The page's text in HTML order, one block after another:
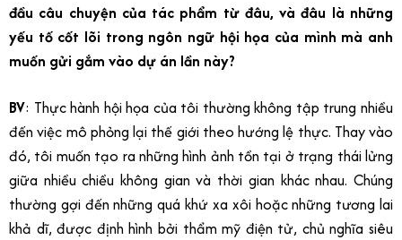
đầu câu chuyện của tác phẩm từ đâu, và đâu là những
yếu tố cốt lõi trong ngôn ngữ hội họa của mình mà anh
muốn gửi gắm vào dự án lần này?
BV: Thực hành hội họa của tôi thường không tập trung nhiều
đến việc mô phỏng lại thế giới theo hướng lệ thực. Thay vào
đó, tôi muốn tạo ra những hình ảnh tồn tại ở trạng thái lửng
giữa nhiều chiều không gian và thời gian khác nhau. Chúng
thường gợi đến những quá khứ xa xôi hoặc những tương lai
khả dĩ, được định hình bởi thẩm mỹ điện tử, chủ nghĩa siêu